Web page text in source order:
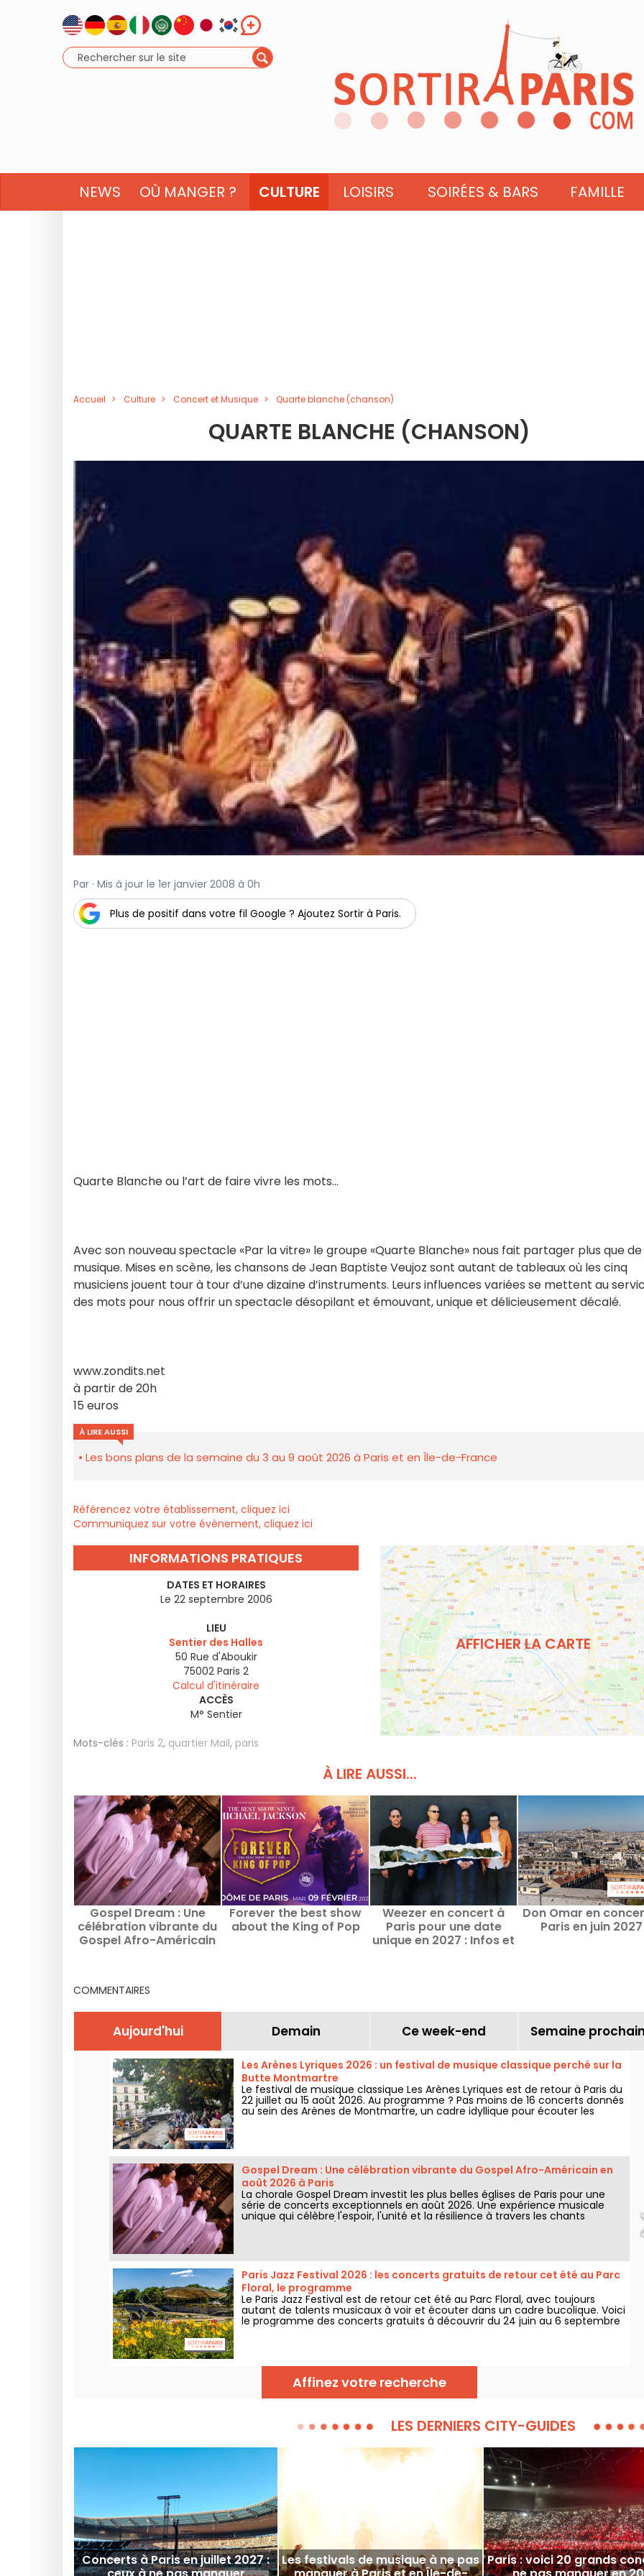
NEWS OÙ MANGER ? CULTURE LOISIRS SOIRÉES & BARS FAMILLE
Accueil Culture Concert et Musique Quarte blanche (chanson)
QUARTE BLANCHE (CHANSON)
Par · Mis à jour le 1er janvier 2008 à 0h
Plus de positif dans votre fil Google ? Ajoutez Sortir à Paris.
Quarte Blanche ou l’art de faire vivre les mots…
Avec son nouveau spectacle «Par la vitre» le groupe «Quarte Blanche» nous fait partager plus que
musique. Mises en scène, les chansons de Jean Baptiste Veujoz sont autant de tableaux où les cinq
musiciens jouent tour à tour d’une dizaine d’instruments. Leurs influences variées se mettent au
des mots pour nous offrir un spectacle désopilant et émouvant, unique et délicieusement décalé.
www.zondits.net
à partir de 20h
15 euros
À LIRE AUSSI
Les bons plans de la semaine du 3 au 9 août 2026 à Paris et en Île-de-France
Référencez votre établissement, cliquez ici
Communiquez sur votre évènement, cliquez ici
INFORMATIONS PRATIQUES
DATES ET HORAIRES
Le 22 septembre 2006
LIEU
Sentier des Halles
50 Rue d'Aboukir
75002 Paris 2
Calcul d'itinéraire
ACCÈS
M° Sentier
AFFICHER LA CARTE
Mots-clés : Paris 2, quartier Mail, paris
À LIRE AUSSI...
Gospel Dream : Une
célébration vibrante du
Gospel Afro-Américain
Forever the best show
about the King of Pop
Weezer en concert à
Paris pour une date
unique en 2027 : Infos et
Don Omar en
Paris en juin 2027
COMMENTAIRES
Aujourd'hui Demain Ce week-end Semaine
Les Arènes Lyriques 2026 : un festival de musique classique perché sur la
Butte Montmartre
Le festival de musique classique Les Arènes Lyriques est de retour à Paris du
22 juillet au 15 août 2026. Au programme ? Pas moins de 16 concerts donnés
au sein des Arènes de Montmartre, un cadre idyllique pour écouter les
Gospel Dream : Une célébration vibrante du Gospel Afro-Américain en
août 2026 à Paris
La chorale Gospel Dream investit les plus belles églises de Paris pour une
série de concerts exceptionnels en août 2026. Une expérience musicale
unique qui célèbre l'espoir, l'unité et la résilience à travers les chants
Paris Jazz Festival 2026 : les concerts gratuits de retour cet été au Parc
Floral, le programme
Le Paris Jazz Festival est de retour cet été au Parc Floral, avec toujours
autant de talents musicaux à voir et écouter dans un cadre bucolique. Voici
le programme des concerts gratuits à découvrir du 24 juin au 6 septembre
Affinez votre recherche
LES DERNIERS CITY-GUIDES
Concerts à Paris en juillet 2027 :
Les festivals de musique à ne pas Paris : voici 20 grands